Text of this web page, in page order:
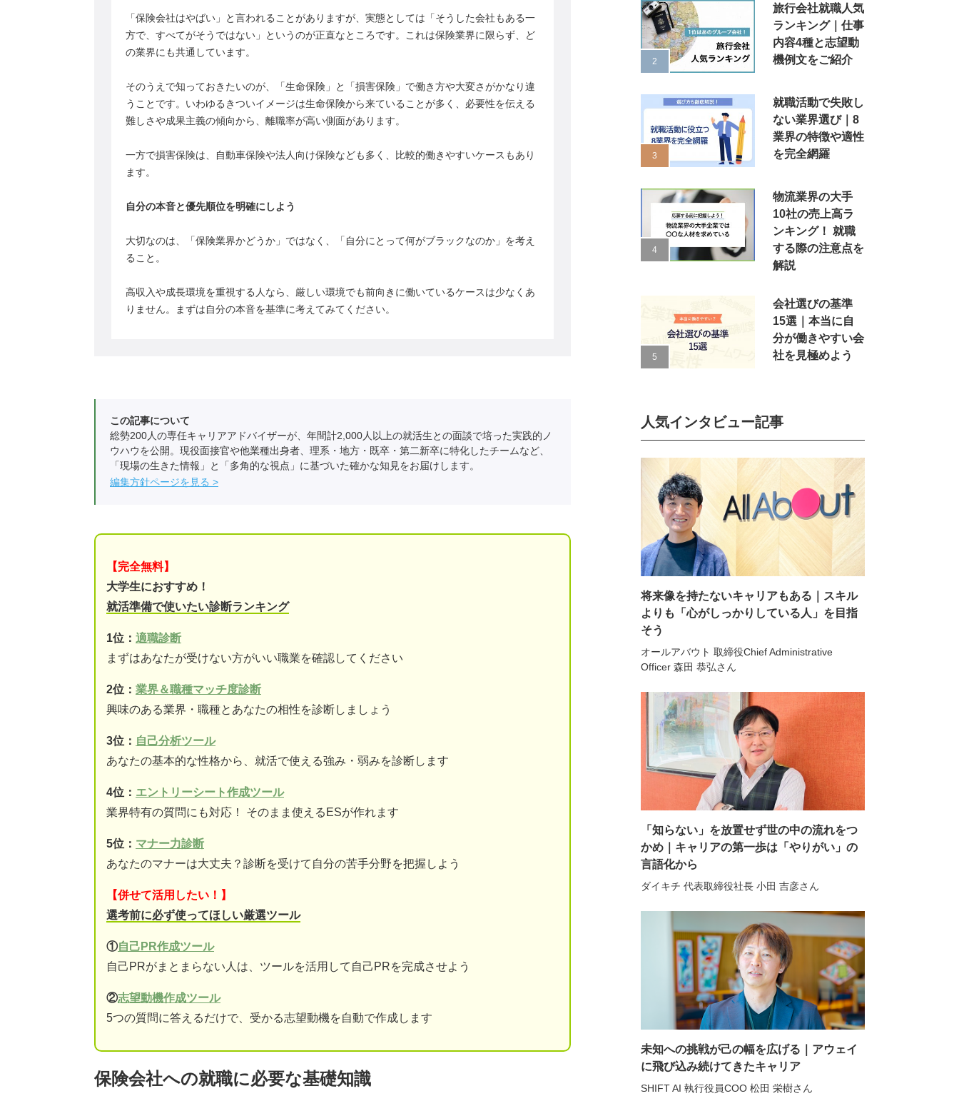
「保険会社はやばい」と言われることがありますが、実態としては「そうした会社もある一
方で、すべてがそうではない」というのが正直なところです。これは保険業界に限らず、ど
の業界にも共通しています。
そのうえで知っておきたいのが、「生命保険」と「損害保険」で働き方や大変さがかなり違
うことです。いわゆるきついイメージは生命保険から来ていることが多く、必要性を伝える
難しさや成果主義の傾向から、離職率が高い側面があります。
一方で損害保険は、自動車保険や法人向け保険なども多く、比較的働きやすいケースもあり
ます。
自分の本音と優先順位を明確にしよう
大切なのは、「保険業界かどうか」ではなく、「自分にとって何がブラックなのか」を考え
ること。
高収入や成長環境を重視する人なら、厳しい環境でも前向きに働いているケースは少なくあ
りません。まずは自分の本音を基準に考えてみてください。
この記事について
総勢200人の専任キャリアアドバイザーが、年間計2,000人以上の就活生との面談で培った実践的ノ
ウハウを公開。現役面接官や他業種出身者、理系・地方・既卒・第二新卒に特化したチームなど、
「現場の生きた情報」と「多角的な視点」に基づいた確かな知見をお届けします。
編集方針ページを見る
【完全無料】
大学生におすすめ！
就活準備で使いたい診断ランキング
1位： 適職診断
まずはあなたが受けない方がいい職業を確認してください
2位： 業界＆職種マッチ度診断
興味のある業界・職種とあなたの相性を診断しましょう
3位： 自己分析ツール
あなたの基本的な性格から、就活で使える強み・弱みを診断します
4位： エントリーシート作成ツール
業界特有の質問にも対応！ そのまま使えるESが作れます
5位： マナー力診断
あなたのマナーは大丈夫？診断を受けて自分の苦手分野を把握しよう
【併せて活用したい！】
選考前に必ず使ってほしい厳選ツール
①自己PR作成ツール
自己PRがまとまらない人は、ツールを活用して自己PRを完成させよう
②志望動機作成ツール
5つの質問に答えるだけで、受かる志望動機を自動で作成します
保険会社への就職に必要な基礎知識
旅行会社就職人気
ランキング｜仕事
内容4種と志望動
機例文をご紹介
就職活動で失敗し
ない業界選び｜8
業界の特徴や適性
を完全網羅
物流業界の大手
10社の売上高ラ
ンキング！ 就職
する際の注意点を
解説
会社選びの基準
15選｜本当に自
分が働きやすい会
社を見極めよう
人気インタビュー記事
将来像を持たないキャリアもある｜スキル
よりも「心がしっかりしている人」を目指
そう
オールアバウト 取締役Chief Administrative
Officer 森田 恭弘さん
「知らない」を放置せず世の中の流れをつ
かめ｜キャリアの第一歩は「やりがい」の
言語化から
ダイキチ 代表取締役社長 小田 吉彦さん
未知への挑戦が己の幅を広げる｜アウェイ
に飛び込み続けてきたキャリア
SHIFT AI 執行役員COO 松田 栄樹さん